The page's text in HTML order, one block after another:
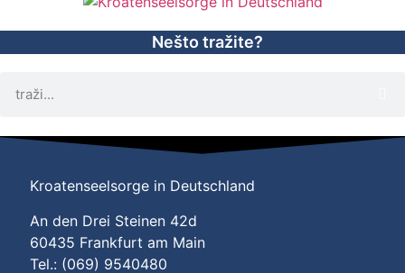
Nešto tražite?
Kroatenseelsorge in Deutschland
An den Drei Steinen 42d
60435 Frankfurt am Main
Tel.: (069) 9540480